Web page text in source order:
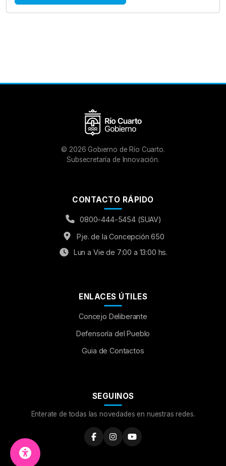
© 2026 Gobierno de Río Cuarto.
Subsecretaría de Innovación.
CONTACTO RÁPIDO
0800-444-5454 (SUAV)
Pje. de la Concepción 650
Lun a Vie de 7:00 a 13:00 hs.
ENLACES ÚTILES
Concejo Deliberante
Defensoría del Pueblo
Guia de Contactos
SEGUINOS
Enterate de todas las novedades en nuestras redes.
Aumentar Fuente
OFF
Leer al pasar el mouse